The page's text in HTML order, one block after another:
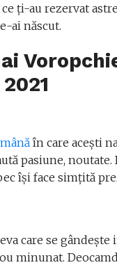
ți-au rezervat
ai născut.
în care acești
pasiune,
își face simțită
care se gândește
minunat.